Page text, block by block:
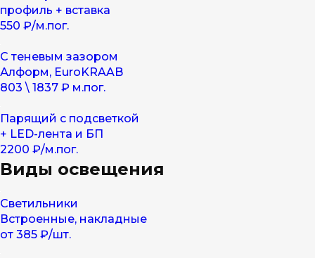
профиль + вставка
550 ₽/м.пог.
С теневым зазором
Алформ, EuroKRAAB
803 \ 1837 ₽ м.пог.
Парящий с подсветкой
+ LED-лента и БП
2200 ₽/м.пог.
Виды освещения
Светильники
Встроенные, накладные
от 385 ₽/шт.